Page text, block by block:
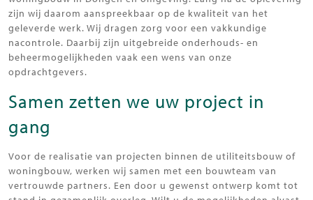
zijn wij daarom aanspreekbaar op de kwaliteit van het
geleverde werk. Wij dragen zorg voor een vakkundige
nacontrole. Daarbij zijn uitgebreide onderhouds- en
beheermogelijkheden vaak een wens van onze
opdrachtgevers.
Samen zetten we uw project in
gang
Voor de realisatie van projecten binnen de utiliteitsbouw of
woningbouw, werken wij samen met een bouwteam van
vertrouwde partners. Een door u gewenst ontwerp komt tot